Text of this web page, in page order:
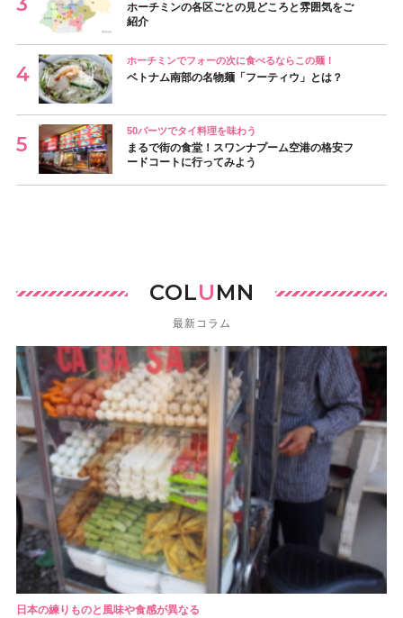
ホーチミンの各区ごとの見どころと雰囲気をご
紹介
ホーチミンでフォーの次に食べるならこの麺！
ベトナム南部の名物麺「フーティウ」とは？
50バーツでタイ料理を味わう
まるで街の食堂！スワンナプーム空港の格安フ
ードコートに行ってみよう
COLUMN
最新コラム
日本の練りものと風味や食感が異なる